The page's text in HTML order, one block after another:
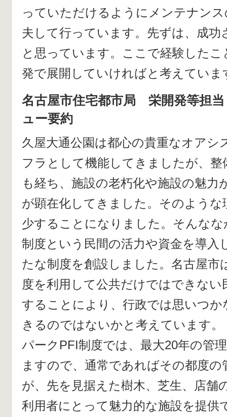
っていただけるようにメンテナン
夫して行っています。先ずは、成功
と思っています。ここで経験した
発で展開していければと考えていま
名古屋市住宅都市局 栄開発等担
ュー要約
久屋大通公園は都心の貴重なオアシ
フラとして機能してきましたが、
も経ち、施設の老朽化や施設の魅力
が顕在化してきました。そのような
少することになりました。そんな
制度という民間の活力や資金を導入
たな制度を創設しました。名古屋市
度を利用して公共だけではできな
することにより、行政では思いつ
きるのではないかと考えています。
パークPFI制度では、最大20年の管
ますので、通常であればその都度
が、先を見据えた樹木、芝生、店舗
利用者にとって魅力的な施設を提供